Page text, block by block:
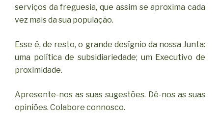
serviços da freguesia, que assim se aproxima cada
vez mais da sua população.
Esse é, de resto, o grande desígnio da nossa Junta:
uma política de subsidiariedade; um Executivo de
proximidade.
Apresente-nos as suas sugestões. Dê-nos as suas
opiniões. Colabore connosco.